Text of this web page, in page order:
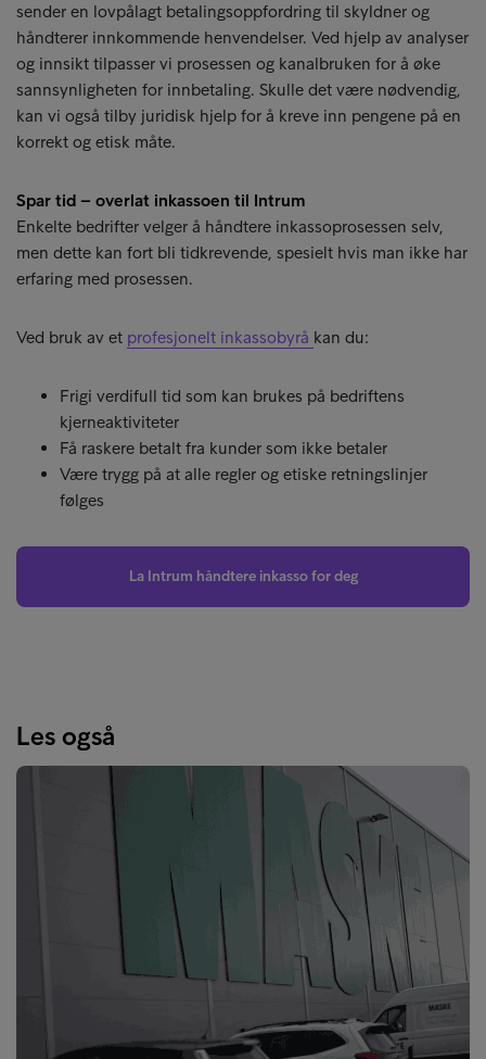
sender en lovpålagt betalingsoppfordring til skyldner og
håndterer innkommende henvendelser. Ved hjelp av analyser
og innsikt tilpasser vi prosessen og kanalbruken for å øke
sannsynligheten for innbetaling. Skulle det være nødvendig,
kan vi også tilby juridisk hjelp for å kreve inn pengene på en
korrekt og etisk måte.
Spar tid – overlat inkassoen til Intrum
Enkelte bedrifter velger å håndtere inkassoprosessen selv,
men dette kan fort bli tidkrevende, spesielt hvis man ikke har
erfaring med prosessen.
Ved bruk av et profesjonelt inkassobyrå kan du:
Frigi verdifull tid som kan brukes på bedriftens
kjerneaktiviteter
Få raskere betalt fra kunder som ikke betaler
Være trygg på at alle regler og etiske retningslinjer
følges
La Intrum håndtere inkasso for deg
Les også